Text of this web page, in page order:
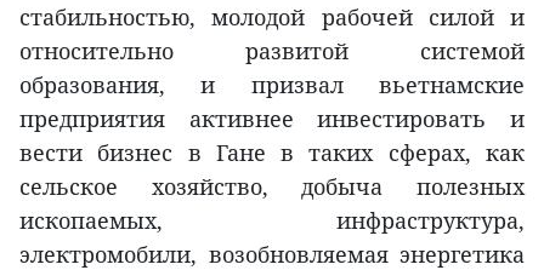
стабильностью, молодой рабочей силой и
относительно развитой системой
образования, и призвал вьетнамские
предприятия активнее инвестировать и
вести бизнес в Гане в таких сферах, как
сельское хозяйство, добыча полезных
ископаемых, инфраструктура,
электромобили, возобновляемая энергетика